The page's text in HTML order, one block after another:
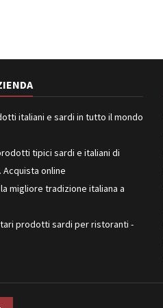
italiani e sardi in tutto il mondo
tipici sardi e italiani di
Acquista online
migliore tradizione italiana a
prodotti sardi per ristoranti -